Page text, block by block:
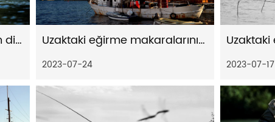
Uzak eğirme makaralarının dişli tasarımındaki önemli gelişmelerden bazıları Uzaktaki eğirme makaralarının sorunsuz ve güvenilir bir şekilde alınmasına katkıda bulunan temel faktörler
2023-07-24 2023-07-17